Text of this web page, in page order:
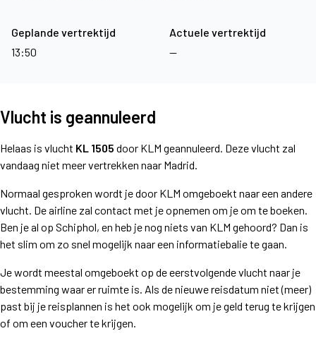
Geplande vertrektijd
13:50
Actuele vertrektijd
—
Vlucht is geannuleerd
Helaas is vlucht KL 1505 door KLM geannuleerd. Deze vlucht zal
vandaag niet meer vertrekken naar Madrid.
Normaal gesproken wordt je door KLM omgeboekt naar een andere
vlucht. De airline zal contact met je opnemen om je om te boeken.
Ben je al op Schiphol, en heb je nog niets van KLM gehoord? Dan is
het slim om zo snel mogelijk naar een informatiebalie te gaan.
Je wordt meestal omgeboekt op de eerstvolgende vlucht naar je
bestemming waar er ruimte is. Als de nieuwe reisdatum niet (meer)
past bij je reisplannen is het ook mogelijk om je geld terug te krijgen
of om een voucher te krijgen.